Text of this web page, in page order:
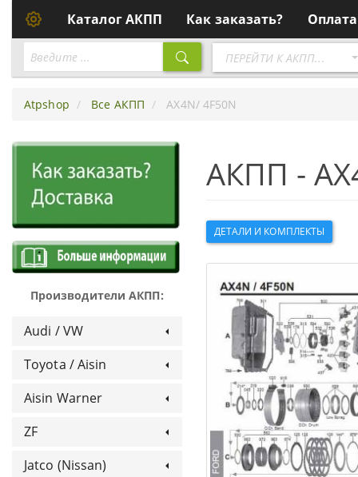
Каталог АКПП Как заказать?
Перейти
к
ПЕРЕЙТИ К АКПП...
Atpshop Все АКПП AX4N/ 4F50N
Производители АКПП:
Audi / VW
Toyota / Aisin
Aisin Warner
ZF
Jatco (Nissan)
АКПП -
ДЕТАЛИ И КОМПЛЕКТЫ